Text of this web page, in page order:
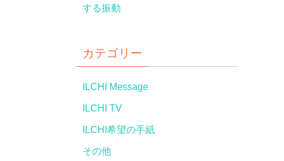
する振動
カテゴリー
ILCHI Message
ILCHI TV
ILCHI希望の手紙
その他